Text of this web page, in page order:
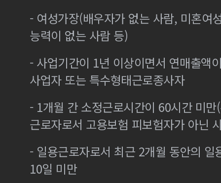
- 여성가장(배우자가 없는 사람, 미혼여
능력이 없는 사람 등)
- 사업기간이 1년 이상이면서 연매출액
사업자 또는 특수형태근로종사자
- 1개월 간 소정근로시간이 60시간 미
근로자로서 고용보험 피보험자가 아닌
- 일용근로자로서 최근 2개월 동안의 일
10일 미만